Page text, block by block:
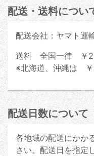
配送・送料につい
配送会社：ヤマト運
送料 全国一律 ￥
※北海道、沖縄は ￥
配送日数について
各地域の配送にかか
さい。配送日を指定